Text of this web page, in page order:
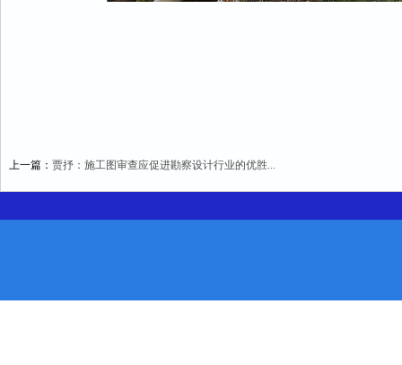
上一篇： 贾抒：施工图审查应促进勘察设计行业的优胜...